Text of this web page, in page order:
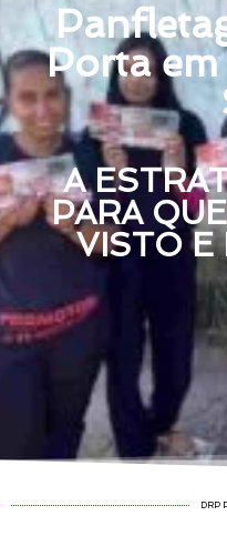
Porta
A
PARA
VISTO E
DRP